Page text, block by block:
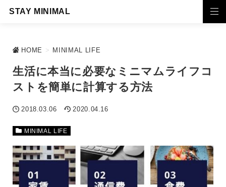
STAY MINIMAL
HOME > MINIMAL LIFE
生活に本当に必要なミニマムライフコ
ストを簡単に計算する方法
2018.03.06 2020.04.16
MINIMAL LIFE